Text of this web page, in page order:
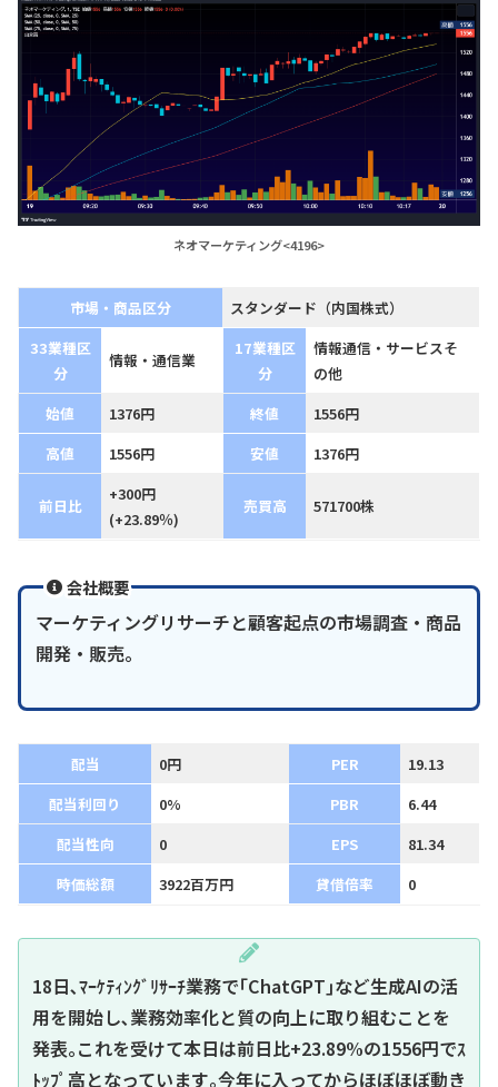
ネオマーケティング<4196>
市場・商品区分
スタンダード（内国株式）
33業種区
分
情報・通信業
17業種区
分
情報通信・サービスそ
の他
始値
1376円 終値
1556円
高値
1556円 安値 1376円
前日比
+300円
(+23.89％)
売買高 571700株
会社概要
マーケティングリサーチと顧客起点の市場調査・商品
開発・販売。
配当 0円 PER
19.13
配当利回り
0% PBR
6.44
配当性向
0 EPS
81.34
時価総額
3922百万円 貸借倍率 0
18日､ﾏｰｹﾃｨﾝｸﾞﾘｻｰﾁ業務で｢ChatGPT｣など生成AIの活
用を開始し､業務効率化と質の向上に取り組むことを
発表｡これを受けて本日は前日比+23.89%の1556円でｽ
ﾄｯﾌﾟ高となっています｡今年に入ってからほぼほぼ動き